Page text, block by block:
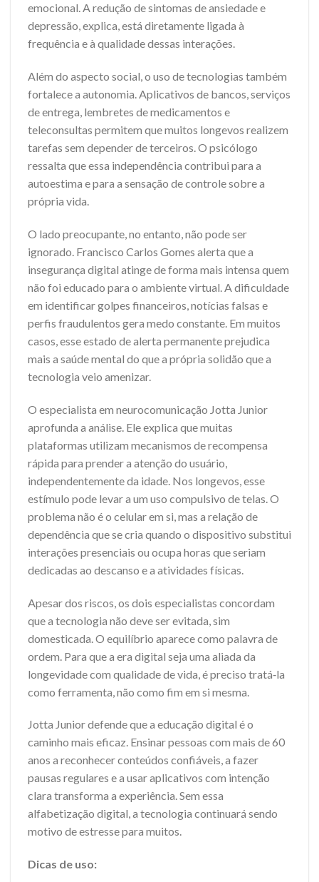
emocional. A redução de sintomas de ansiedade e
depressão, explica, está diretamente ligada à
frequência e à qualidade dessas interações.
Além do aspecto social, o uso de tecnologias também
fortalece a autonomia. Aplicativos de bancos, serviços
de entrega, lembretes de medicamentos e
teleconsultas permitem que muitos longevos realizem
tarefas sem depender de terceiros. O psicólogo
ressalta que essa independência contribui para a
autoestima e para a sensação de controle sobre a
própria vida.
O lado preocupante, no entanto, não pode ser
ignorado. Francisco Carlos Gomes alerta que a
insegurança digital atinge de forma mais intensa quem
não foi educado para o ambiente virtual. A dificuldade
em identificar golpes financeiros, notícias falsas e
perfis fraudulentos gera medo constante. Em muitos
casos, esse estado de alerta permanente prejudica
mais a saúde mental do que a própria solidão que a
tecnologia veio amenizar.
O especialista em neurocomunicação Jotta Junior
aprofunda a análise. Ele explica que muitas
plataformas utilizam mecanismos de recompensa
rápida para prender a atenção do usuário,
independentemente da idade. Nos longevos, esse
estímulo pode levar a um uso compulsivo de telas. O
problema não é o celular em si, mas a relação de
dependência que se cria quando o dispositivo substitui
interações presenciais ou ocupa horas que seriam
dedicadas ao descanso e a atividades físicas.
Apesar dos riscos, os dois especialistas concordam
que a tecnologia não deve ser evitada, sim
domesticada. O equilíbrio aparece como palavra de
ordem. Para que a era digital seja uma aliada da
longevidade com qualidade de vida, é preciso tratá‑la
como ferramenta, não como fim em si mesma.
Jotta Junior defende que a educação digital é o
caminho mais eficaz. Ensinar pessoas com mais de 60
anos a reconhecer conteúdos confiáveis, a fazer
pausas regulares e a usar aplicativos com intenção
clara transforma a experiência. Sem essa
alfabetização digital, a tecnologia continuará sendo
motivo de estresse para muitos.
Dicas de uso: